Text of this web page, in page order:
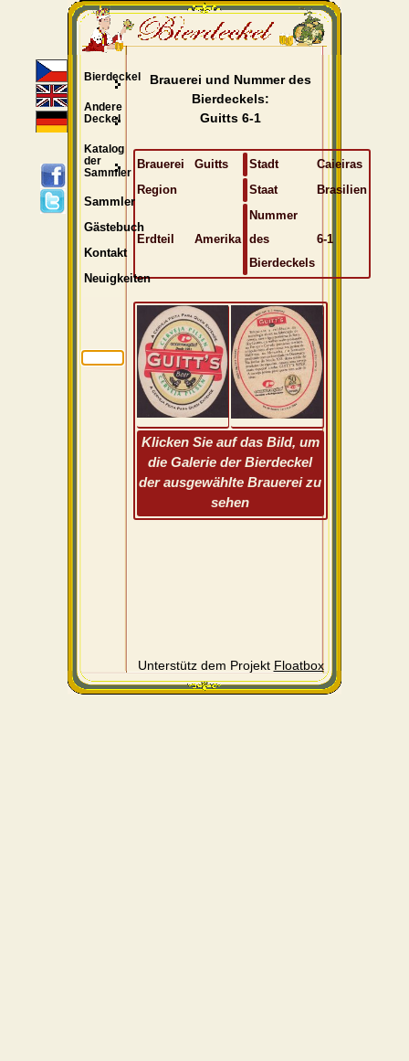
Brauerei und Nummer des
Bierdeckels:
Guitts 6-1
Brauerei Guitts Stadt
Caieiras
Region
Staat Brasilien
Erdteil Amerika
Nummer
des
Bierdeckels
6-1
Klicken Sie auf das Bild, um
die Galerie der Bierdeckel
der ausgewählte Brauerei zu
sehen
Unterstütz dem Projekt Floatbox
Bierdeckel
Andere
Deckel
Katalog
der
Sammler
Sammler
Gästebuch
Kontakt
Neuigkeiten